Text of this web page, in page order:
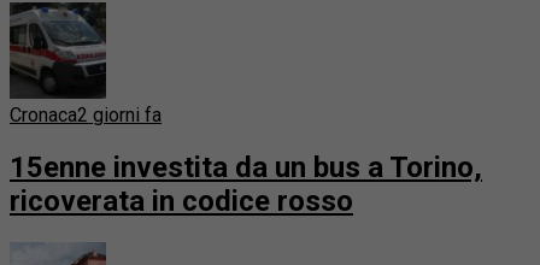
Cronaca2 giorni fa
15enne investita da un bus a Torino,
ricoverata in codice rosso